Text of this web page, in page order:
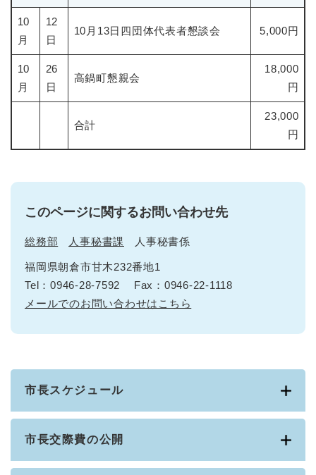
10
月
12
日
10月13日四団体代表者懇談会 5,000円
10
月
26
日
高鍋町懇親会
18,000
円
合計
23,000
円
このページに関するお問い合わせ先
総務部 人事秘書課 人事秘書係
福岡県朝倉市甘木232番地1
Tel：0946-28-7592
Fax：0946-22-1118
メールでのお問い合わせはこちら
市長スケジュール
市長交際費の公開